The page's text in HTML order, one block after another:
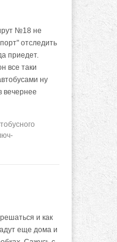
№18 не
отследить
приедет.
все таки
ну
вечернее
и как
еще дома и